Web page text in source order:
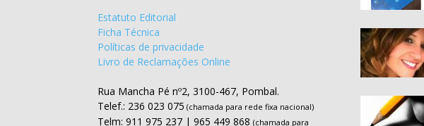
Estatuto Editorial
Ficha Técnica
Políticas de privacidade
Livro de Reclamações Online
Rua Mancha Pé nº2, 3100-467, Pombal.
Telef.: 236 023 075 (chamada para rede fixa nacional)
Telm: 911 975 237 | 965 449 868 (chamada para